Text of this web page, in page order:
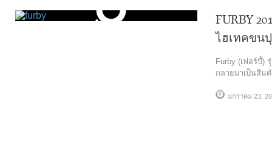
FURBY
ไฮเทคขน
Furby (เฟอร์บี้)
กลายมาเป็นสิน
มกราคม 23,